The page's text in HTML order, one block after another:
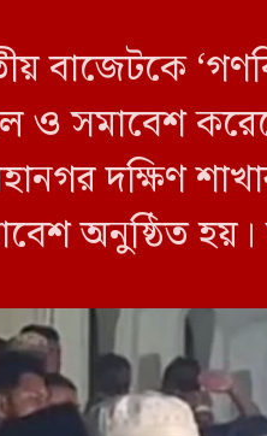
বাজেটকে
ও সমাবেশ
দক্ষিণ
অনুষ্ঠিত হয়।